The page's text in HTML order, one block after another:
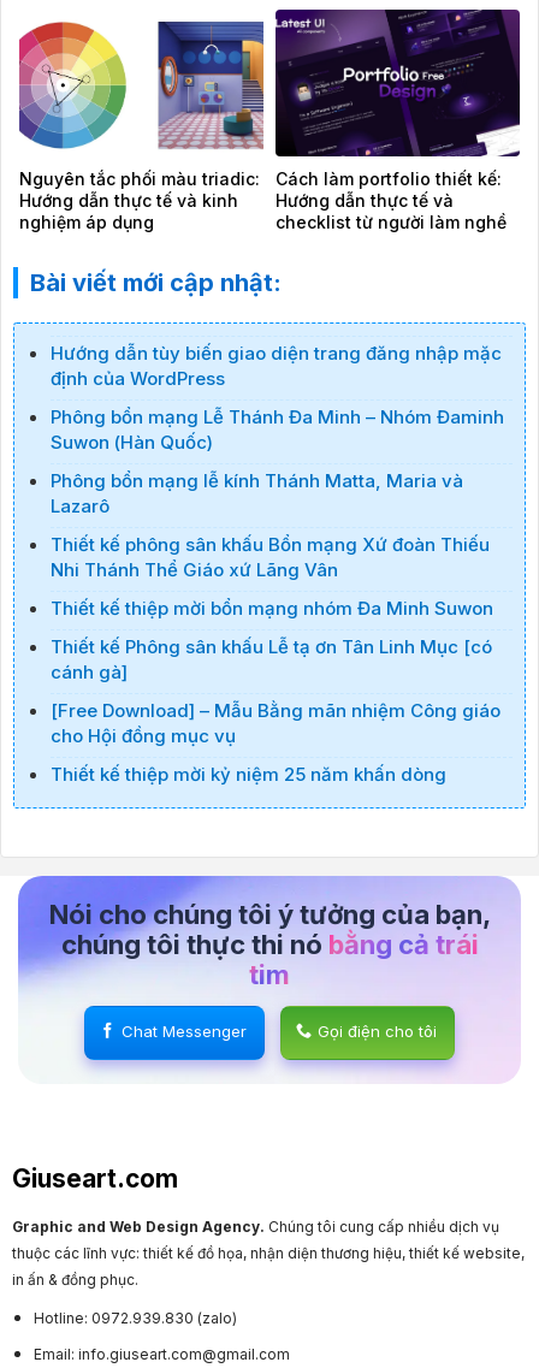
Nguyên tắc phối màu triadic:
Hướng dẫn thực tế và kinh
nghiệm áp dụng
Cách làm portfolio thiết kế:
Hướng dẫn thực tế và
checklist từ người làm nghề
Bài viết mới cập nhật:
Hướng dẫn tùy biến giao diện trang đăng nhập mặc
định của WordPress
Phông bổn mạng Lễ Thánh Đa Minh – Nhóm Đaminh
Suwon (Hàn Quốc)
Phông bổn mạng lễ kính Thánh Matta, Maria và
Lazarô
Thiết kế phông sân khấu Bổn mạng Xứ đoàn Thiếu
Nhi Thánh Thể Giáo xứ Lãng Vân
Thiết kế thiệp mời bổn mạng nhóm Đa Minh Suwon
Thiết kế Phông sân khấu Lễ tạ ơn Tân Linh Mục [có
cánh gà]
[Free Download] – Mẫu Bằng mãn nhiệm Công giáo
cho Hội đồng mục vụ
Thiết kế thiệp mời kỷ niệm 25 năm khấn dòng
Nói cho chúng tôi ý tưởng của bạn,
chúng tôi thực thi nó bằng cả trái
tim
Chat Messenger Gọi điện cho tôi
Giuseart.com
Graphic and Web Design Agency. Chúng tôi cung cấp nhiều dịch vụ
thuộc các lĩnh vực: thiết kế đồ họa, nhận diện thương hiệu, thiết kế website,
in ấn & đồng phục.
Hotline: 0972.939.830 (zalo)
Email: info.giuseart.com@gmail.com